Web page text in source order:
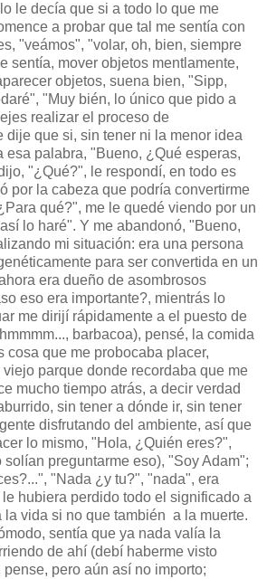
le decía que si a todo lo que me
a probar que tal me sentía con
"veámos", "volar, oh, bien, siempre
sentía, mover objetos mentlamente,
objetos, suena bien, "Sipp,
"Muy bién, lo único que pido a
realizar el proceso de
dije que si, sin tener ni la menor idea
esa palabra, "Bueno, ¿Qué esperas,
"¿Qué?", le respondí, en todo es
por la cabeza que podría convertirme
qué?", me le quedé viendo por un
lo haré". Y me abandonó, "Bueno,
mi situación: era una persona
para ser convertida en un
era dueño de asombrosos
eso era importante?, mientrás lo
me dirijí rápidamente a el puesto de
barbacoa), pensé, la comida
cosa que me probocaba placer,
parque donde recordaba que me
mucho tiempo atrás, a decir verdad
sin tener a dónde ir, sin tener
disfrutando del ambiente, así que
lo mismo, "Hola, ¿Quién eres?",
solían preguntarme eso), "Soy Adam";
"Nada ¿y tu?", "nada", era
hubiera perdido todo el significado a
la vida si no que también a la muerte.
sentía que ya nada valía la
de ahí (debí haberme visto
pero aún así no importo;